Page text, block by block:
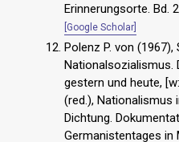
Erinnerungsorte. Bd.
[Google Scholar]
Polenz P. von
Nationalsozialismus.
gestern und heute,
(red.), Nationalismus
Dichtung.
Germanistentages in